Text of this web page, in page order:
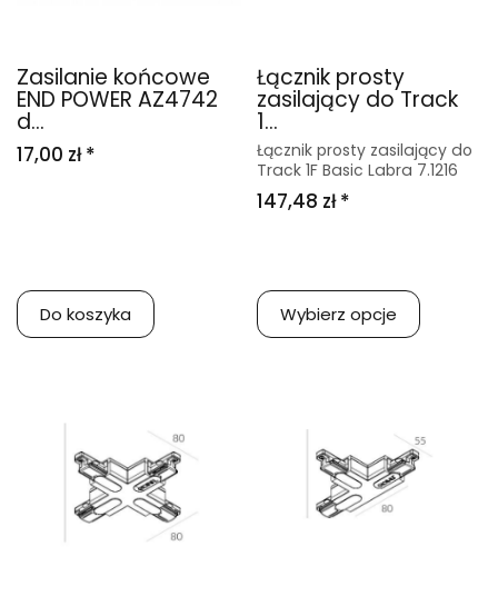
Zasilanie końcowe
END POWER AZ4742
d...
17,00 zł *
Do koszyka
Łącznik prosty
zasilający do Track
1...
Łącznik prosty zasilający do
Track 1F Basic Labra 7.1216
147,48 zł *
Wybierz opcje